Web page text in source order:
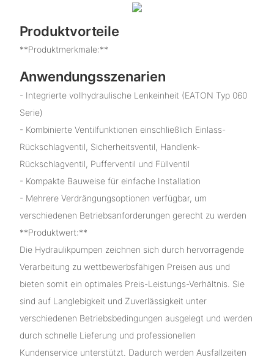
Produktvorteile
**Produktmerkmale:**
Anwendungsszenarien
- Integrierte vollhydraulische Lenkeinheit (EATON Typ 060
Serie)
- Kombinierte Ventilfunktionen einschließlich Einlass-
Rückschlagventil, Sicherheitsventil, Handlenk-
Rückschlagventil, Pufferventil und Füllventil
- Kompakte Bauweise für einfache Installation
- Mehrere Verdrängungsoptionen verfügbar, um
verschiedenen Betriebsanforderungen gerecht zu werden
**Produktwert:**
Die Hydraulikpumpen zeichnen sich durch hervorragende
Verarbeitung zu wettbewerbsfähigen Preisen aus und
bieten somit ein optimales Preis-Leistungs-Verhältnis. Sie
sind auf Langlebigkeit und Zuverlässigkeit unter
verschiedenen Betriebsbedingungen ausgelegt und werden
durch schnelle Lieferung und professionellen
Kundenservice unterstützt. Dadurch werden Ausfallzeiten